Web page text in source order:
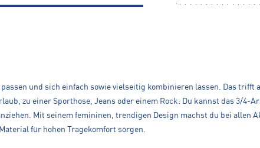
und sich einfach sowie vielseitig kombinieren lassen. Das trifft
zu einer Sporthose, Jeans oder einem Rock: Du kannst das 3/4-
Mit seinem femininen, trendigen Design machst du bei allen
für hohen Tragekomfort sorgen.